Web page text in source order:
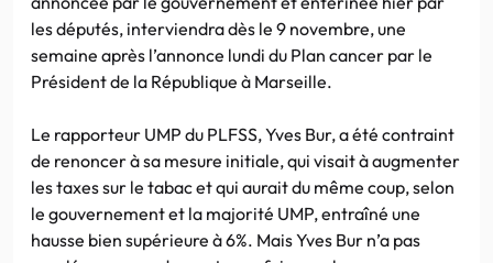
les députés, interviendra dès le 9 novembre, une
semaine après l’annonce lundi du Plan cancer par le
Président de la République à Marseille.
Le rapporteur UMP du PLFSS, Yves Bur, a été contraint
de renoncer à sa mesure initiale, qui visait à augmenter
les taxes sur le tabac et qui aurait du même coup, selon
le gouvernement et la majorité UMP, entraîné une
hausse bien supérieure à 6%. Mais Yves Bur n’a pas